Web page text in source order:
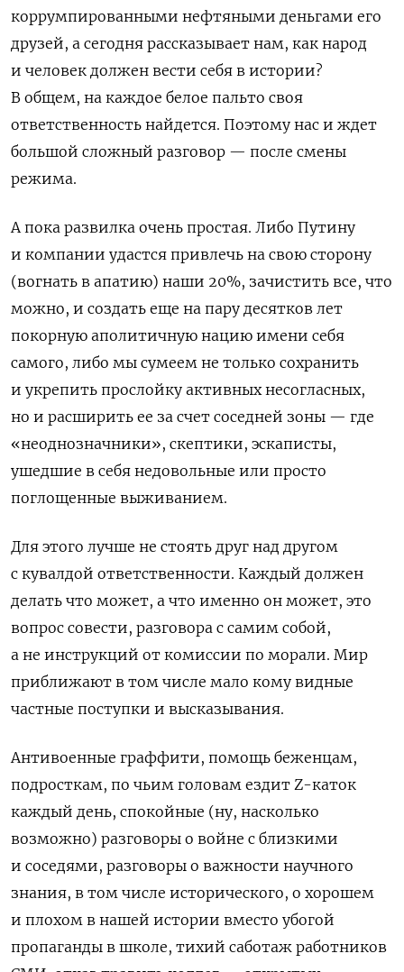
коррумпированными нефтяными деньгами его
друзей, а сегодня рассказывает нам, как народ
и человек должен вести себя в истории?
В общем, на каждое белое пальто своя
ответственность найдется. Поэтому нас и ждет
большой сложный разговор — после смены
режима.
А пока развилка очень простая. Либо Путину
и компании удастся привлечь на свою сторону
(вогнать в апатию) наши 20%, зачистить все, что
можно, и создать еще на пару десятков лет
покорную аполитичную нацию имени себя
самого, либо мы сумеем не только сохранить
и укрепить прослойку активных несогласных,
но и расширить ее за счет соседней зоны — где
«неоднозначники», скептики, эскаписты,
ушедшие в себя недовольные или просто
поглощенные выживанием.
Для этого лучше не стоять друг над другом
с кувалдой ответственности. Каждый должен
делать что может, а что именно он может, это
вопрос совести, разговора с самим собой,
а не инструкций от комиссии по морали. Мир
приближают в том числе мало кому видные
частные поступки и высказывания.
Антивоенные граффити, помощь беженцам,
подросткам, по чьим головам ездит Z-каток
каждый день, спокойные (ну, насколько
возможно) разговоры о войне с близкими
и соседями, разговоры о важности научного
знания, в том числе исторического, о хорошем
и плохом в нашей истории вместо убогой
пропаганды в школе, тихий саботаж работников